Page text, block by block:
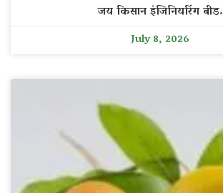
जय किसान इंजिनियरिंग बीड.
July 8, 2026